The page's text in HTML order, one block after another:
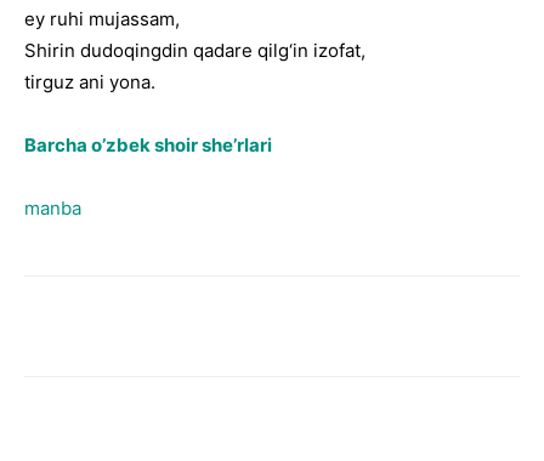
ey ruhi mujassam,
Shirin dudoqingdin qadare qilg‘in izofat,
tirguz ani yona.
Barcha o’zbek shoir she’rlari
manba